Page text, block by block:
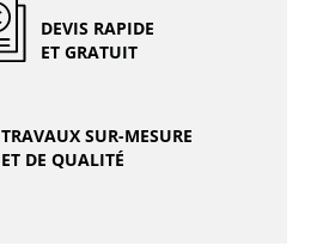
DEVIS RAPIDE
ET GRATUIT
TRAVAUX SUR-MESURE
ET DE QUALITÉ